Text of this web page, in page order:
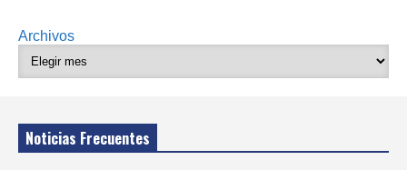
Archivos
Noticias Frecuentes